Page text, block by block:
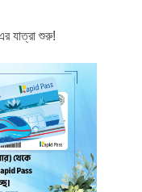
যাত্রা শুরু!